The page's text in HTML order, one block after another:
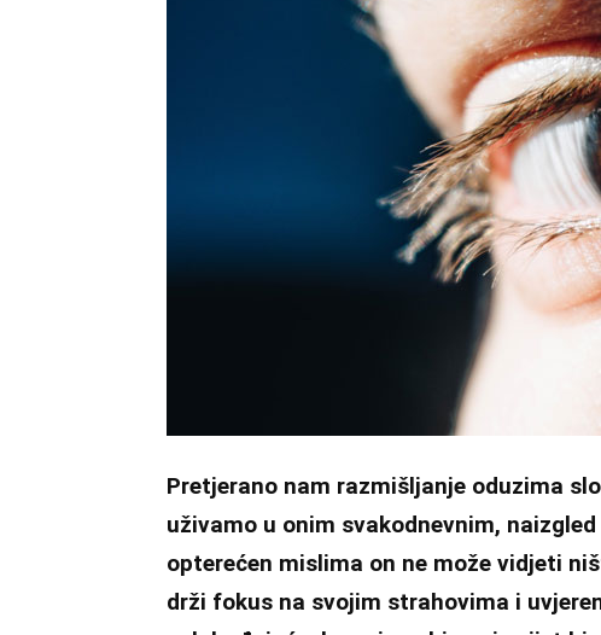
Pretjerano nam razmišljanje oduzima
uživamo u onim svakodnevnim,
opterećen mislima on ne može vidjeti
drži fokus na svojim strahovima i